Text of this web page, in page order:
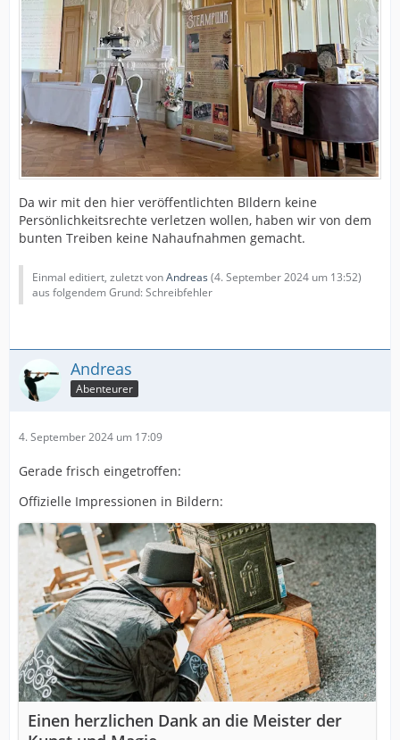
Da wir mit den hier veröffentlichten BIldern keine
Persönlichkeitsrechte verletzen wollen, haben wir von dem
bunten Treiben keine Nahaufnahmen gemacht.
Einmal editiert, zuletzt vonAndreas (4. September 2024 um 13:52)
aus folgendem Grund: Schreibfehler
Andreas
Abenteurer
4. September 2024 um 17:09
Gerade frisch eingetroffen:
Offizielle Impressionen in Bildern:
Einen herzlichen Dank an die Meister der